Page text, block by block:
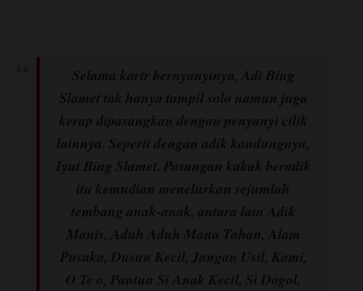
Selama karir bernyanyinya, Adi Bing
Slamet tak hanya tampil solo namun juga
kerap dipasangkan dengan penyanyi cilik
lainnya. Seperti dengan adik kandungnya,
Iyut Bing Slamet. Pasangan kakak beradik
itu kemudian menelurkan sejumlah
tembang anak-anak, antara lain Adik
Manis, Aduh Aduh Mana Tahan, Alam
Pusaka, Dusun Kecil, Jangan Usil, Kami,
O Te o, Pantun Si Anak Kecil, Si Dogol,